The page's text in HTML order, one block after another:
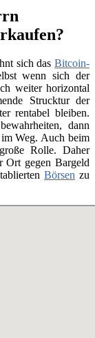
sich das Bitcoin-
wenn sich der
weiter horizontal
Strucktur der
rentabel bleiben.
dann
Weg. Auch beim
Rolle. Daher
Ort gegen Bargeld
Börsen zu